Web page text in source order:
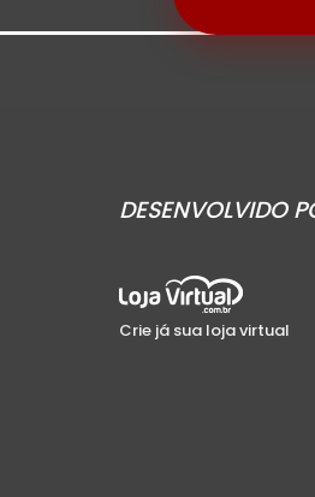
DESENVOLVIDO
Crie já sua loja virtual